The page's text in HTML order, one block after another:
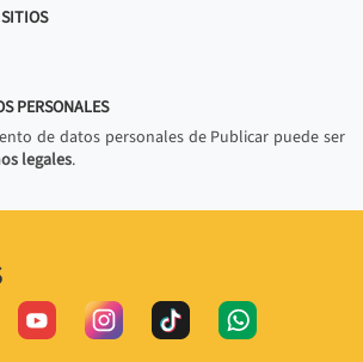
PERSONALES
de datos personales de Publicar puede ser
legales.